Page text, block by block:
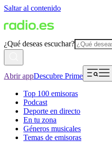
Saltar al contenido
¿Qué deseas escuchar?
Abrir appDescubre Prime
Top 100 emisoras
Podcast
Deporte en directo
En tu zona
Géneros musicales
Temas de emisoras